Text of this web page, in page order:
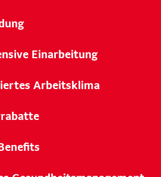
Einarbeitung
Arbeitsklima